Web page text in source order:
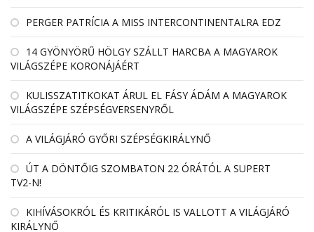
PERGER PATRÍCIA A MISS INTERCONTINENTALRA EDZ
14 GYÖNYÖRŰ HÖLGY SZÁLLT HARCBA A MAGYAROK
VILÁGSZÉPE KORONÁJÁÉRT
KULISSZATITKOKAT ÁRUL EL FÁSY ÁDÁM A MAGYAROK
VILÁGSZÉPE SZÉPSÉGVERSENYRŐL
A VILÁGJÁRÓ GYŐRI SZÉPSÉGKIRÁLYNŐ
ÚT A DÖNTŐIG SZOMBATON 22 ÓRÁTÓL A SUPERT
TV2-N!
KIHÍVÁSOKRÓL ÉS KRITIKÁRÓL IS VALLOTT A VILÁGJÁRÓ
KIRÁLYNŐ